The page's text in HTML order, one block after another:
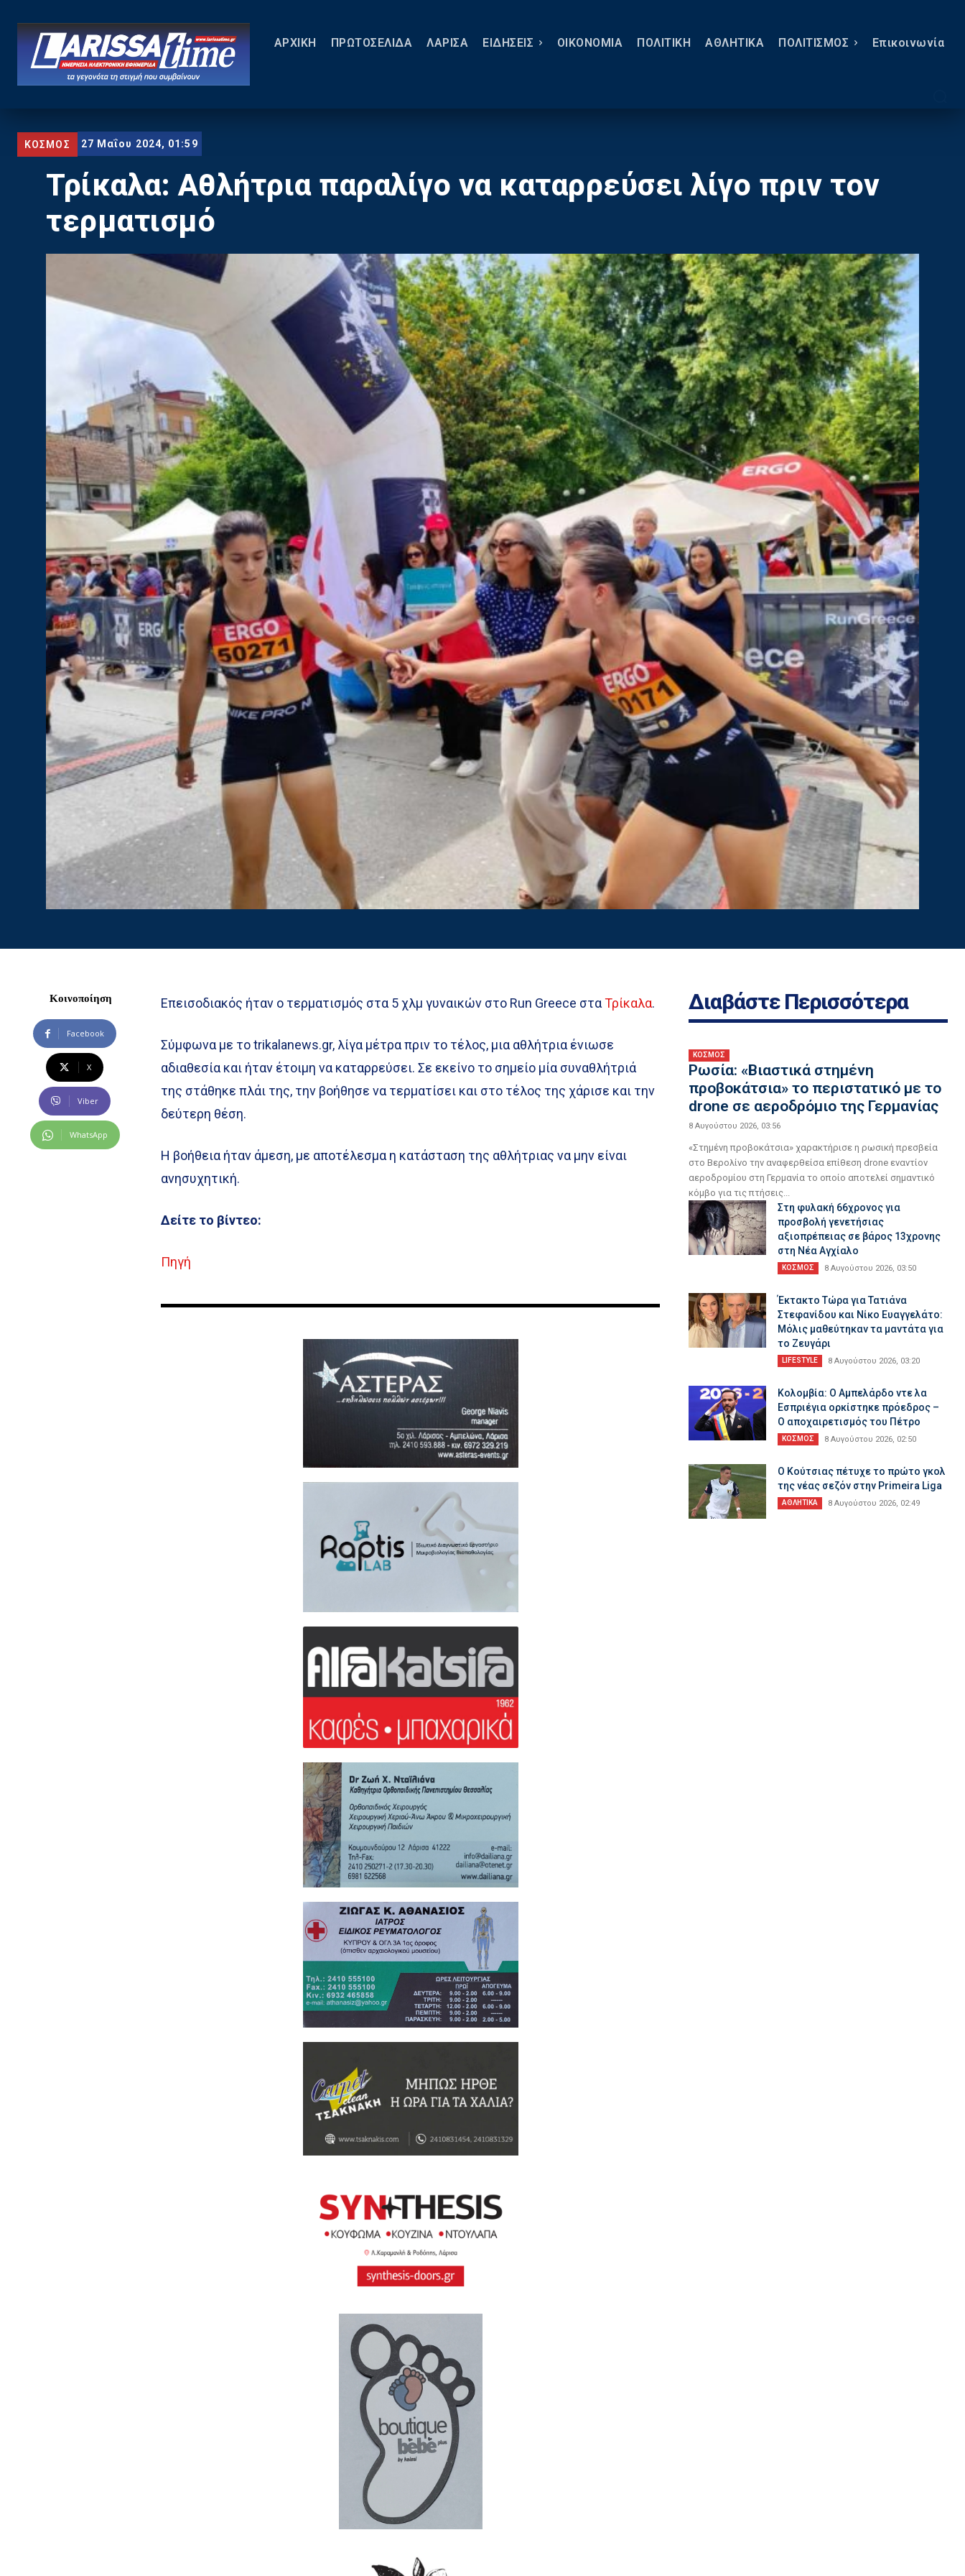
ΑΡΧΙΚΗ ΠΡΩΤΟΣΕΛΙΔΑ ΛΑΡΙΣΑ ΕΙΔΗΣΕΙΣ ΟΙΚΟΝΟΜΙΑ ΠΟΛΙΤΙΚΗ ΑΘΛΗΤΙΚΑ ΠΟΛΙΤΙΣΜΟΣ Eπικοινωνία
ΚΟΣΜΟΣ 27 Μαΐου 2024, 01:59
Τρίκαλα: Αθλήτρια παραλίγο να καταρρεύσει λίγο πριν τον
τερματισμό
Κοινοποίηση
Facebook
X
Viber
WhatsApp
Επεισοδιακός ήταν ο τερματισμός στα 5 χλμ γυναικών στο Run Greece σταΤρίκαλα.
Σύμφωνα με το trikalanews.gr, λίγα μέτρα πριν το τέλος, μια αθλήτρια ένιωσε
αδιαθεσία και ήταν έτοιμη να καταρρεύσει. Σε εκείνο το σημείο μία συναθλήτριά
της στάθηκε πλάι της, την βοήθησε να τερματίσει και στο τέλος της χάρισε και την
δεύτερη θέση.
Η βοήθεια ήταν άμεση, με αποτέλεσμα η κατάσταση της αθλήτριας να μην είναι
ανησυχητική.
Δείτε το βίντεο:
Πηγή
Διαβάστε Περισσότερα
ΚΟΣΜΟΣ
Ρωσία: «Βιαστικά στημένη
προβοκάτσια» το περιστατικό με το
drone σε αεροδρόμιο της Γερμανίας
8 Αυγούστου 2026, 03:56
«Στημένη προβοκάτσια» χαρακτήρισε η ρωσική πρεσβεία
στο Βερολίνο την αναφερθείσα επίθεση drone εναντίον
αεροδρομίου στη Γερμανία το οποίο αποτελεί σημαντικό
κόμβο για τις πτήσεις...
Στη φυλακή 66χρονος για
προσβολή γενετήσιας
αξιοπρέπειας σε βάρος 13χρονης
στη Νέα Αγχίαλο
ΚΟΣΜΟΣ 8 Αυγούστου 2026, 03:50
Έκτακτο Τώρα για Τατιάνα
Στεφανίδου και Νίκο Ευαγγελάτο:
Μόλις μαθεύτηκαν τα μαντάτα για
το Ζευγάρι
LIFESTYLE 8 Αυγούστου 2026, 03:20
Κολομβία: Ο Αμπελάρδο ντε λα
Εσπριέγια ορκίστηκε πρόεδρος –
Ο αποχαιρετισμός του Πέτρο
ΚΟΣΜΟΣ 8 Αυγούστου 2026, 02:50
Ο Κούτσιας πέτυχε το πρώτο γκολ
της νέας σεζόν στην Primeira Liga
ΑΘΛΗΤΙΚΑ 8 Αυγούστου 2026, 02:49